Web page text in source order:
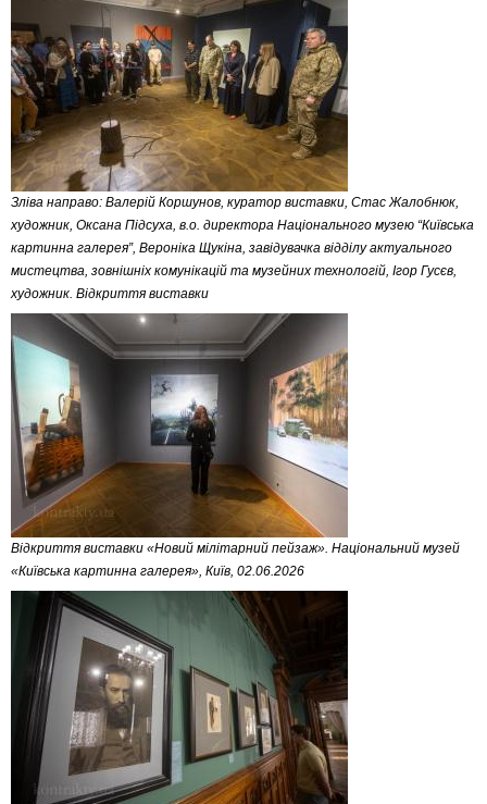
Зліва направо: Валерій Коршунов, куратор виставки, Стас Жалобнюк,
художник, Оксана Підсуха, в.о. директора Національного музею “Київська
картинна галерея”, Вероніка Щукіна, завідувачка відділу актуального
мистецтва, зовнішніх комунікацій та музейних технологій, Ігор Гусєв,
художник. Відкриття виставки
Відкриття виставки «Новий мілітарний пейзаж». Національний музей
«Київська картинна галерея», Київ, 02.06.2026